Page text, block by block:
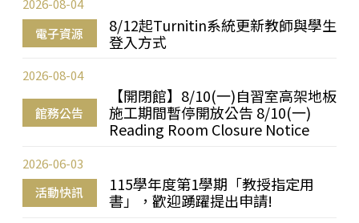
電子資源
8/12起Turnitin系統更新教師與學生
登入方式
2026-08-04
館務公告
【開閉館】8/10(一)自習室高架地板
施工期間暫停開放公告 8/10(一)
Reading Room Closure Notice
2026-08-04
活動快訊
115學年度第1學期「教授指定用
書」，歡迎踴躍提出申請!
2026-06-03